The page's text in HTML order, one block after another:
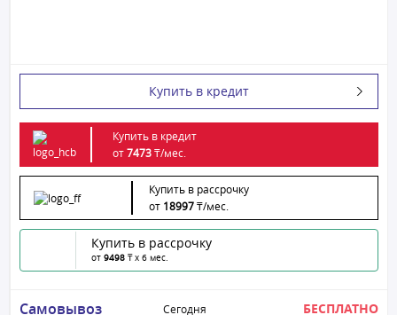
Купить в кредит
Купить в кредит
от7473₸/мес.
Купить в рассрочку
от 18997₸/мес.
Купить в рассрочку
от 9498 ₸ x 6 мес.
Самовывоз Сегодня БЕСПЛАТНО